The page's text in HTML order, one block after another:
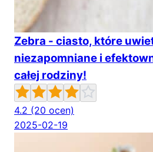
Zebra - ciasto, które
niezapomniane i
całej rodziny!
4.2 (20 ocen)
2025-02-19